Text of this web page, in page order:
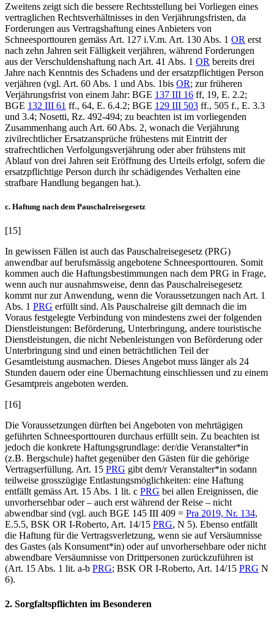
Zweitens zeigt sich die bessere Rechtsstellung bei Vorliegen eines
vertraglichen Rechtsverhältnisses in den Verjährungsfristen, da
Forderungen aus Vertragshaftung eines Anbieters von
Schneesporttouren gemäss Art. 127 i.V.m. Art. 130 Abs. 1 OR erst
nach zehn Jahren seit Fälligkeit verjähren, während Forderungen
aus der Verschuldenshaftung nach Art. 41 Abs. 1 OR bereits drei
Jahre nach Kenntnis des Schadens und der ersatzpflichtigen Person
verjähren (vgl. Art. 60 Abs. 1 und Abs. 1bis OR; zur früheren
Verjährungsfrist von einem Jahr: BGE 137 III 16 ff, 19, E. 2.2;
BGE 132 III 61 ff., 64, E. 6.4.2; BGE 129 III 503 ff., 505 f., E. 3.3
und 3.4; Nosetti, Rz. 492-494; zu beachten ist im vorliegenden
Zusammenhang auch Art. 60 Abs. 2, wonach die Verjährung
zivilrechtlicher Ersatzansprüche frühestens mit Eintritt der
strafrechtlichen Verfolgungsverjährung oder aber frühstens mit
Ablauf von drei Jahren seit Eröffnung des Urteils erfolgt, sofern die
ersatzpflichtige Person durch ihr schädigendes Verhalten eine
strafbare Handlung begangen hat.).
c. Haftung nach dem Pauschalreisegesetz
[15]
In gewissen Fällen ist auch das Pauschalreisegesetz (PRG)
anwendbar auf berufsmässig angebotene Schneesporttouren. Somit
kommen auch die Haftungsbestimmungen nach dem PRG in Frage,
wenn auch nur ausnahmsweise, denn das Pauschalreisegesetz
kommt nur zur Anwendung, wenn die Voraussetzungen nach Art. 1
Abs. 1 PRG erfüllt sind. Als Pauschalreise gilt demnach die im
Voraus festgelegte Verbindung von mindestens zwei der folgenden
Dienstleistungen: Beförderung, Unterbringung, andere touristische
Dienstleistungen, die nicht Nebenleistungen von Beförderung oder
Unterbringung sind und einen beträchtlichen Teil der
Gesamtleistung ausmachen. Dieses Angebot muss länger als 24
Stunden dauern oder eine Übernachtung einschliessen und zu einem
Gesamtpreis angeboten werden.
[16]
Die Voraussetzungen dürften bei Angeboten von mehrtägigen
geführten Schneesporttouren durchaus erfüllt sein. Zu beachten ist
jedoch die konkrete Haftungsgrundlage: der/die Veranstalter*in
(z.B. Bergschule) haftet gegenüber den Gästen für die gehörige
Vertragserfüllung. Art. 15 PRG gibt dem/r Veranstalter*in sodann
teilweise grosszügige Entlastungsmöglichkeiten: eine Haftung
entfällt gemäss Art. 15 Abs. 1 lit. c PRG bei allen Ereignissen, die
unvorhersehbar oder – auch erst während der Reise – nicht
abwendbar sind (vgl. auch BGE 145 III 409 = Pra 2019, Nr. 134,
E.5.5, BSK OR I-Roberto, Art. 14/15 PRG, N 5). Ebenso entfällt
die Haftung für die Vertragsverletzung, wenn sie auf Versäumnisse
des Gastes (als Konsument*in) oder auf unvorhersehbare oder nicht
abwendbare Versäumnisse von Drittpersonen zurückzuführen ist
(Art. 15 Abs. 1 lit. a-b PRG; BSK OR I-Roberto, Art. 14/15 PRG N
6).
2. Sorgfaltspflichten im Besonderen